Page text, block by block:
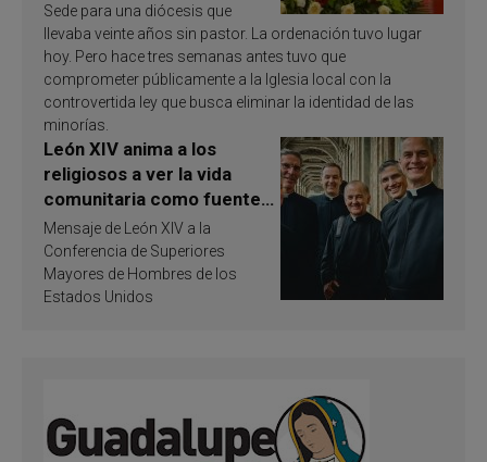
Sede para una diócesis que
llevaba veinte años sin pastor. La ordenación tuvo lugar
hoy. Pero hace tres semanas antes tuvo que
comprometer públicamente a la Iglesia local con la
controvertida ley que busca eliminar la identidad de las
minorías.
León XIV anima a los
religiosos a ver la vida
comunitaria como fuente
de inspiración y
santificación
Mensaje de León XIV a la
Conferencia de Superiores
Mayores de Hombres de los
Estados Unidos